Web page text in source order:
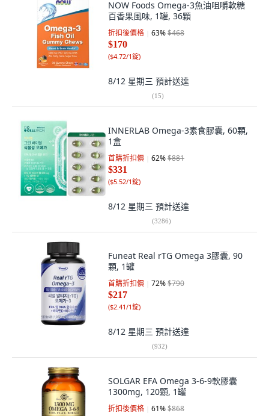
NOW Foods Omega-3魚油咀嚼軟糖
百香果風味, 1罐, 36顆
折扣後價格 63%$468
$170
($4.72/1錠)
8/12 星期三 預計送達
(15)
INNERLAB Omega-3素食膠囊, 60顆,
1盒
首購折扣價 62%$881
$331
($5.52/1錠)
8/12 星期三 預計送達
(3286)
Funeat Real rTG Omega 3膠囊, 90
顆, 1罐
首購折扣價 72%$790
$217
($2.41/1錠)
8/12 星期三 預計送達
(932)
SOLGAR EFA Omega 3-6-9軟膠囊
1300mg, 120顆, 1罐
折扣後價格 61%$868